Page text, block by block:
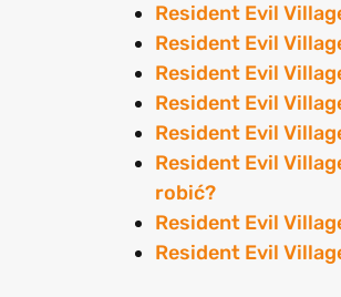
Resident Evil
Resident Evil
Resident Evil
Resident Evil
Resident Evil
Resident Evil
robić?
Resident Evil
Resident Evil